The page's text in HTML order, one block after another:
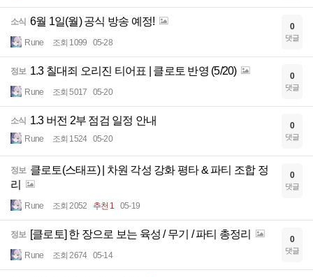
소식 6월 1일(월) 공식 방송 예정!
Rune 조회 1099 05-28
0
댓글
정보 1.3 칠대죄 오리진 티어표 | 클로토 반영 (5/20)
Rune 조회 5017 05-20
0
댓글
소식 1.3 버전 2부 점검 일정 안내
Rune 조회 1524 05-20
0
댓글
정보 클로토(스태프) | 차원 각성 강화 평타 & 파티 조합 정
리
Rune 조회 2052 추천 1 05-19
0
댓글
정보 [클로토] 한 장으로 보는 육성 / 무기 / 파티 총정리
Rune 조회 2674 05-14
0
댓글